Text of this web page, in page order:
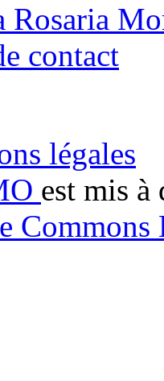
Rosaria
contact
légales
est mis à